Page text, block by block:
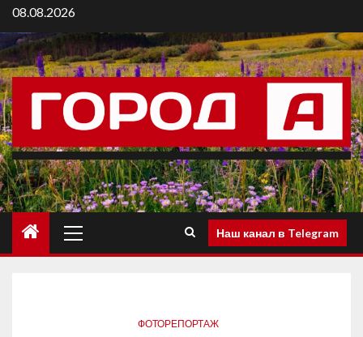
08.08.2026
Наш канал в Telegram
ФОТОРЕПОРТАЖ